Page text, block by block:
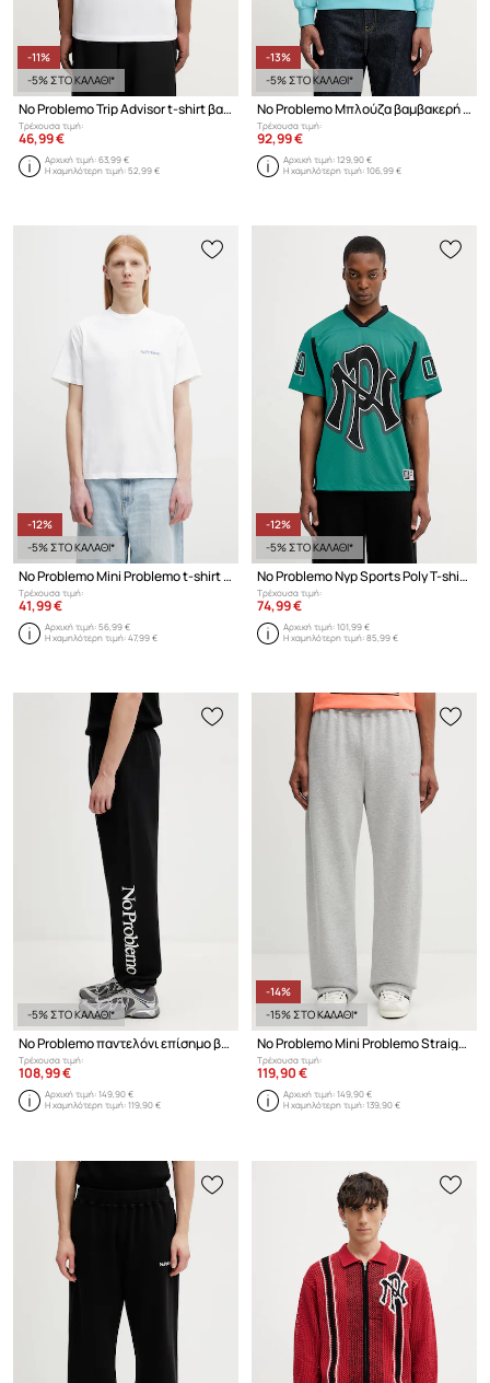
-11%
-5% ΣΤΟ ΚΑΛΑΘΙ*
No Problemo Trip Advisor t-shirt βαμβακερό ανδρικό
Τρέχουσα τιμή:
46,99 €
Αρχική τιμή:63,99 €
Η χαμηλότερη τιμή:52,99 €
-13%
-5% ΣΤΟ ΚΑΛΑΘΙ*
No Problemo Μπλούζα βαμβακερή Ανδρική
Τρέχουσα τιμή:
92,99 €
Αρχική τιμή:129,90 €
Η χαμηλότερη τιμή:106,99 €
-12%
-5% ΣΤΟ ΚΑΛΑΘΙ*
No Problemo Mini Problemo t-shirt βαμβακερό ανδρικό
Τρέχουσα τιμή:
41,99 €
Αρχική τιμή:56,99 €
Η χαμηλότερη τιμή:47,99 €
-12%
-5% ΣΤΟ ΚΑΛΑΘΙ*
No Problemo Nyp Sports Poly T-shirt Ανδρικό
Τρέχουσα τιμή:
74,99 €
Αρχική τιμή:101,99 €
Η χαμηλότερη τιμή:85,99 €
-5% ΣΤΟ ΚΑΛΑΘΙ*
No Problemo παντελόνι επίσημο βαμβακερό ανδρικό
Τρέχουσα τιμή:
108,99 €
Αρχική τιμή:149,90 €
Η χαμηλότερη τιμή:119,90 €
-14%
-15% ΣΤΟ ΚΑΛΑΘΙ*
No Problemo Mini Problemo Straight παντελόνι επίσημο βαμβακερό ανδρικό
Τρέχουσα τιμή:
119,90 €
Αρχική τιμή:149,90 €
Η χαμηλότερη τιμή:139,90 €